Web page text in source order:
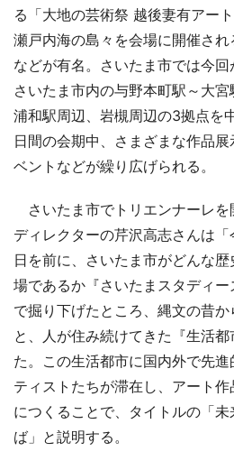
る「大地の芸術祭 越後妻有アー
瀬戸内海の島々を会場に開催され
などが有名。さいたま市では今回
さいたま市内の与野本町駅～大
浦和駅周辺、岩槻周辺の3拠点を
日間の会期中、さまざまな作品
ベントなどが繰り広げられる。
さいたま市でトリエンナーレを
ディレクターの芹沢高志さんは
日を前に、さいたま市がどんな
場であるか『さいたまスタディ
で掘り下げたところ、縄文の昔
と、人が住み続けてきた『生活
た。この生活都市に国内外で先
ティストたちが滞在し、アート
につくることで、タイトルの「
ば」と説明する。